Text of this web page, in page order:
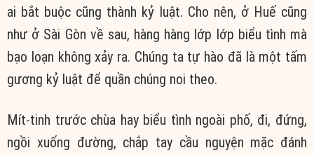
ai bắt buộc cũng thành kỷ luật. Cho nên, ở Huế cũng
như ở Sài Gòn về sau, hàng hàng lớp lớp biểu tình mà
bạo loạn không xảy ra. Chúng ta tự hào đã là một tấm
gương kỷ luật để quần chúng noi theo.
Mít-tinh trước chùa hay biểu tình ngoài phố, đi, đứng,
ngồi xuống đường, chắp tay cầu nguyện mặc đánh